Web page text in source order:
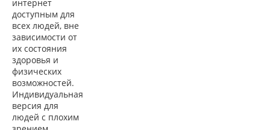
интернет
доступным для
всех людей, вне
зависимости от
их состояния
здоровья и
физических
возможностей.
Индивидуальная
версия для
людей с плохим